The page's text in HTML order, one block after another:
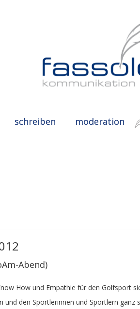
schreiben moderation
Abend)
How und Empathie für den Golfsport
den Sportlerinnen und Sportlern ganz